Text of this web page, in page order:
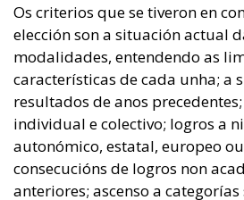
Os criterios que se tiveron en
elección son a situación actual
modalidades, entendendo as
características de cada unha; a
resultados de anos
individual e colectivo; logros a
autonómico, estatal, europeo
consecucións de logros non
anteriores; ascenso a